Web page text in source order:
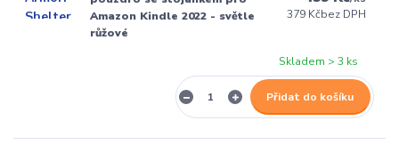
Amazon Kindle 2022 - světle
růžové
379 Kčbez DPH
Skladem > 3 ks
Přidat do košíku